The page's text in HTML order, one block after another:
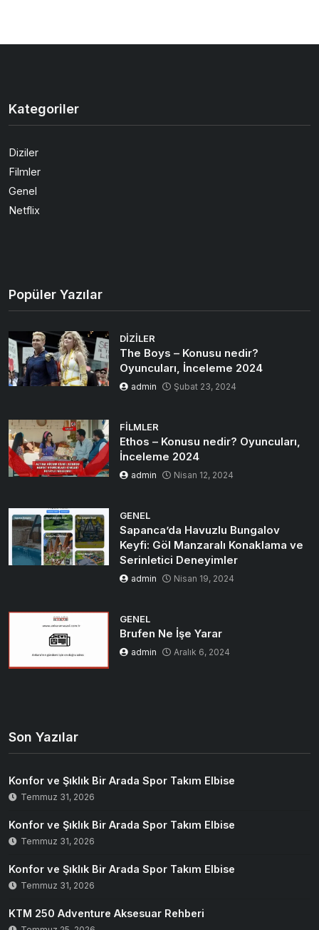
Kategoriler
Diziler
Filmler
Genel
Netflix
Popüler Yazılar
DIZILER
The Boys – Konusu nedir?
Oyuncuları, İnceleme 2024
admin Şubat 23, 2024
FILMLER
Ethos – Konusu nedir? Oyuncuları,
İnceleme 2024
admin Nisan 12, 2024
GENEL
Sapanca’da Havuzlu Bungalov
Keyfi: Göl Manzaralı Konaklama ve
Serinletici Deneyimler
admin Nisan 19, 2024
GENEL
Brufen Ne İşe Yarar
admin Aralık 6, 2024
Son Yazılar
Konfor ve Şıklık Bir Arada Spor Takım Elbise
Temmuz 31, 2026
Konfor ve Şıklık Bir Arada Spor Takım Elbise
Temmuz 31, 2026
Konfor ve Şıklık Bir Arada Spor Takım Elbise
Temmuz 31, 2026
KTM 250 Adventure Aksesuar Rehberi